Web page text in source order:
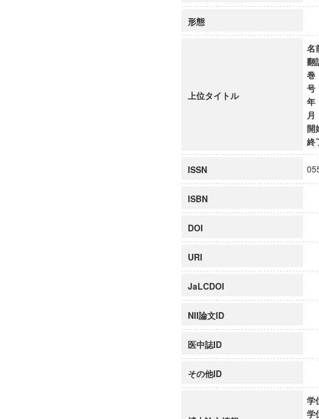
形態
上位タイトル
名
翻
巻
号
年
月
開
終
ISSN
ISBN
DOI
URI
JaLCDOI
NII論文ID
医中誌ID
その他ID
学
学